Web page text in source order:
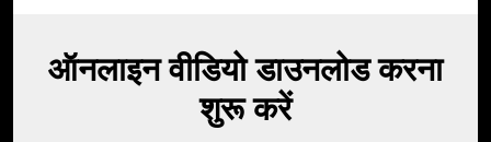
ऑनलाइन वीडियो डाउनलोड करना
शुरू करें